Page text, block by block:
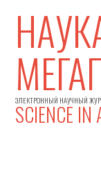
ЭЛЕКТРОННЫЙ НАУЧНЫЙ
SCIENCE IN